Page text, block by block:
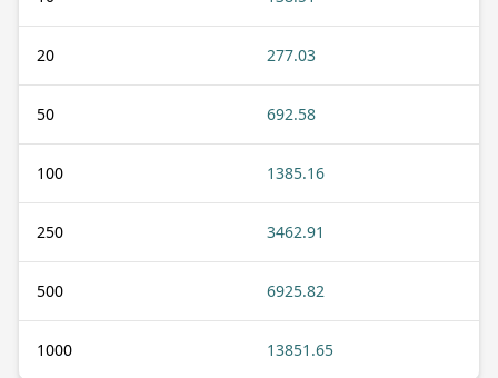
20 277.03
50 692.58
100 1385.16
250 3462.91
500 6925.82
1000 13851.65